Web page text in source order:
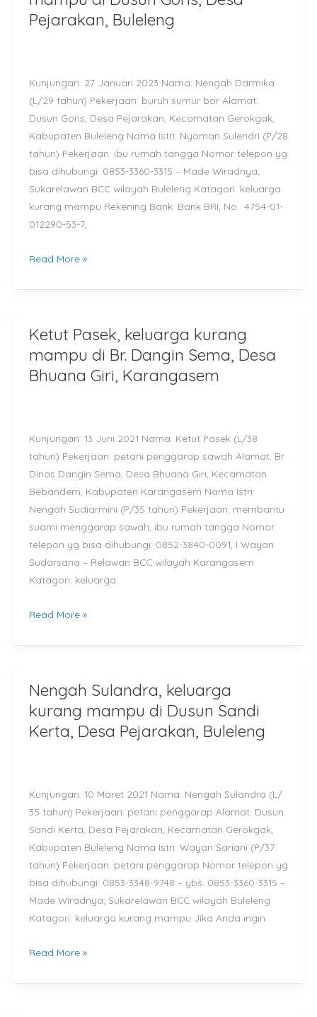
Pejarakan, Buleleng
Kunjungan: 27 Januari 2023 Nama: Nengah Darmika
(L/29 tahun) Pekerjaan: buruh sumur bor Alamat:
Dusun Goris, Desa Pejarakan, Kecamatan Gerokgak,
Kabupaten Buleleng Nama Istri: Nyoman Sulendri (P/28
tahun) Pekerjaan: ibu rumah tangga Nomor telepon yg
bisa dihubungi: 0853-3360-3315 – Made Wiradnya;
Sukarelawan BCC wilayah Buleleng Katagori: keluarga
kurang mampu Rekening Bank: Bank BRI, No.: 4754-01-
012290-53-7,
keluarga
kurang
Dusun
Goris,
Desa
Pejarakan,
Buleleng
Read More »
Ketut Pasek, keluarga kurang
mampu di Br. Dangin Sema, Desa
Bhuana Giri, Karangasem
Kunjungan: 13 Juni 2021 Nama: Ketut Pasek (L/38
tahun) Pekerjaan: petani penggarap sawah Alamat: Br.
Dinas Dangin Sema, Desa Bhuana Giri, Kecamatan
Bebandem, Kabupaten Karangasem Nama Istri:
Nengah Sudiarmini (P/35 tahun) Pekerjaan: membantu
suami menggarap sawah, ibu rumah tangga Nomor
telepon yg bisa dihubungi: 0852-3840-0091, I Wayan
Sudarsana – Relawan BCC wilayah Karangasem
Katagori: keluarga
Ketut
Pasek,
keluarga
kurang
Br.
Dangin
Sema,
Desa
Bhuana
Giri,
Karangasem
Read More »
Nengah Sulandra, keluarga
kurang mampu di Dusun Sandi
Kerta, Desa Pejarakan, Buleleng
Kunjungan: 10 Maret 2021 Nama: Nengah Sulandra (L/
35 tahun) Pekerjaan: petani penggarap Alamat: Dusun
Sandi Kerta, Desa Pejarakan, Kecamatan Gerokgak,
Kabupaten Buleleng Nama Istri: Wayan Sariani (P/37
tahun) Pekerjaan: petani penggarap Nomor telepon yg
bisa dihubungi: 0853-3348-9748 – ybs. 0853-3360-3315 –
Made Wiradnya; Sukarelawan BCC wilayah Buleleng
Katagori: keluarga kurang mampu Jika Anda ingin
Nengah
Sulandra,
keluarga
kurang
Dusun
Sandi
Kerta,
Desa
Pejarakan,
Buleleng
Read More »